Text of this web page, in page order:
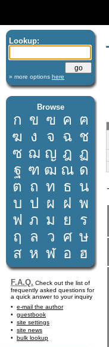
Lookup:
» more options here
Browse
ก ข ฃ ค ฅ
ฆ ง จ ฉ ช
ซ ฌ ญ ฎ ฏ
ฐ ฑ ฒ ณ ด
ต ถ ท ธ น
บ ป ผ ฝ พ
ฟ ภ ม ย
ร
ฤ
ล ว ศ ษ
ส ห ฬ อ ฮ
F.A.Q. Check out the list of
frequently asked questions for
a quick answer to your inquiry
e-mail the author
guestbook
site settings
site news
bulk lookup